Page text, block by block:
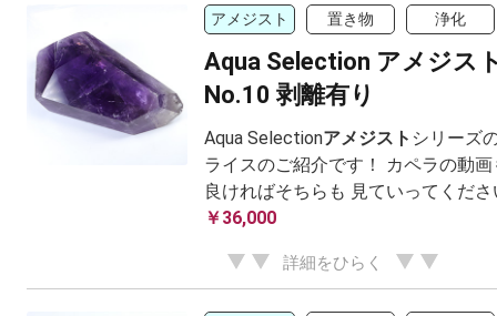
アメジスト 置き物 浄化
Aqua Selection アメジス
No.10 剥離有り
Aqua Selectionアメジスト シリーズ
ライスのご紹介です！ カペラの動
良ければそちらも 見ていってくださ
￥36,000
詳細をひらく